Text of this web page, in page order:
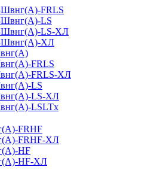
FRLS
LS
LS-ХЛ
ХЛ
FRLS
FRLS-ХЛ
LS
LS-ХЛ
LSLTx
FRHF
FRHF-ХЛ
HF
HF-ХЛ